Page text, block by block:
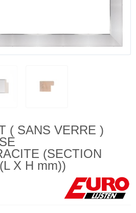
( SANS VERRE )
(SECTION
X H mm))